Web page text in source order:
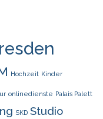
Hochzeit Kinder
onlinedienste Palais Palett
SKD Studio